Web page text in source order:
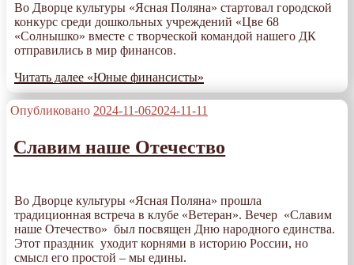
Во Дворце культуры «Ясная Поляна» стартовал городской
конкурс среди дошкольных учреждений «Цве 68
«Солнышко» вместе с творческой командой нашего ДК
отправились в мир финансов.
Читать далее «Юные финансисты»
Опубликовано 2024-11-062024-11-11
Славим наше Отечество
Во Дворце культуры «Ясная Поляна» прошла
традиционная встреча в клубе «Ветеран». Вечер «Славим
наше Отечество» был посвящен Дню народного единства.
Этот праздник уходит корнями в историю России, но
смысл его простой – мы едины.